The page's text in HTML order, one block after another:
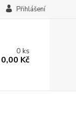
Přihlášení
0ks
0,00 Kč